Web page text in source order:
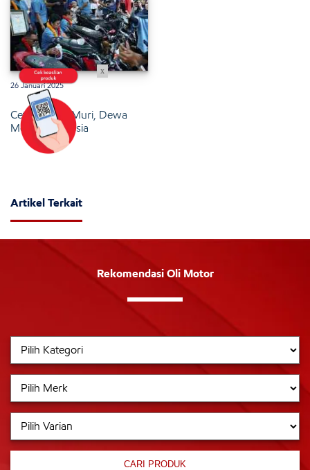
26 Januari 2025
Cetak Rekor Muri, Dewa
Motor Indonesia
Artikel Terkait
Rekomendasi Oli Motor
CARI PRODUK
x